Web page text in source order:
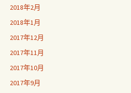
2018年2月
2018年1月
2017年12月
2017年11月
2017年10月
2017年9月